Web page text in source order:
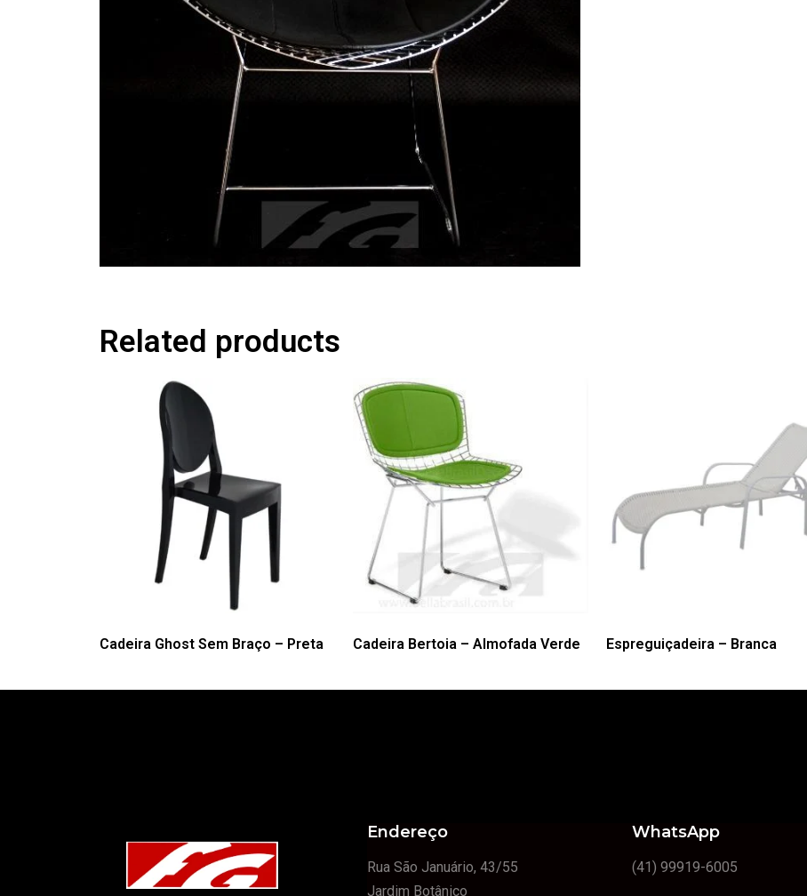
Related products
Cadeira Ghost Sem Braço – Preta Cadeira Bertoia – Almofada Verde Espreguiçadeira – Branca
Endereço
Rua São Januário, 43/55
Jardim Botânico
WhatsApp
(41) 99919-6005